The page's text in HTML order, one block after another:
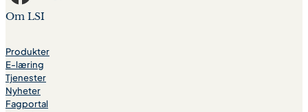
Om LSI
Produkter
E-læring
Tjenester
Nyheter
Fagportal